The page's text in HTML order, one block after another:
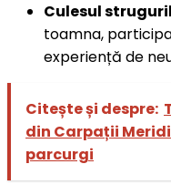
Culesul
toamna,
experiență de
Citește și despre:
din Carpații
parcurgi